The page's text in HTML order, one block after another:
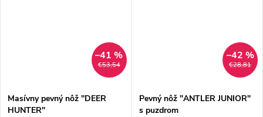
€53,54
–41 %
Masívny pevný nôž "DEER
HUNTER"
€28,81
–42 %
Pevný nôž "ANTLER JUNIOR"
s puzdrom